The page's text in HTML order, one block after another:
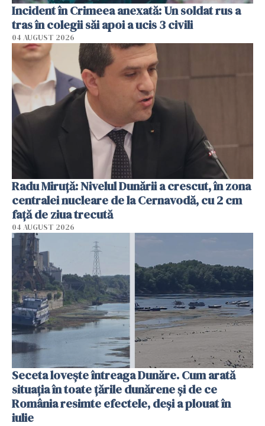
Incident în Crimeea anexată: Un soldat rus a
tras în colegii săi apoi a ucis 3 civili
04 AUGUST 2026
Radu Miruţă: Nivelul Dunării a crescut, în zona
centralei nucleare de la Cernavodă, cu 2 cm
faţă de ziua trecută
04 AUGUST 2026
Seceta lovește întreaga Dunăre. Cum arată
situația în toate țările dunărene și de ce
România resimte efectele, deși a plouat în
iulie